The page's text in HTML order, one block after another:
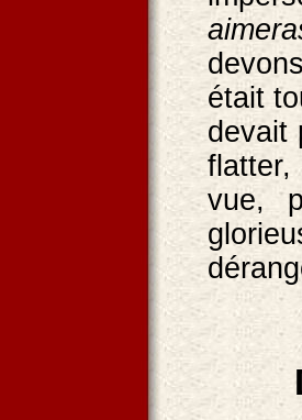
était
devait
vue,